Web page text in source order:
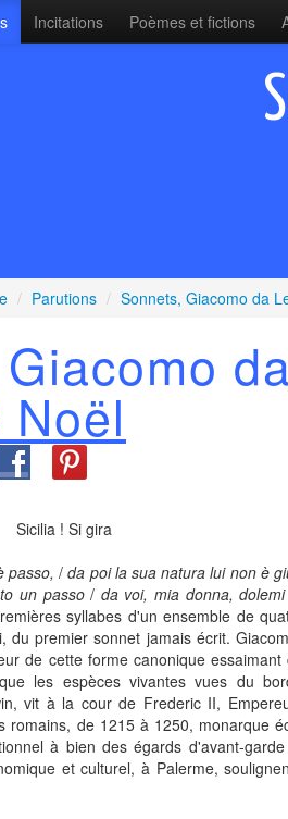
Incitations Poèmes et fictions
/ Parutions / Sonnets, Giacomo da
Noël
Sicilia ! Si gira
passo,/ da poi la sua natura lui non è
un passo/ da voi, mia donna,
syllabes d'un ensemble de
du premier sonnet jamais écrit.
de cette forme canonique essaimant
les espèces vivantes vues du
vit à la cour de Frederic II,
romains, de 1215 à 1250, monarque
à bien des égards d'avant-
et culturel, à Palerme,